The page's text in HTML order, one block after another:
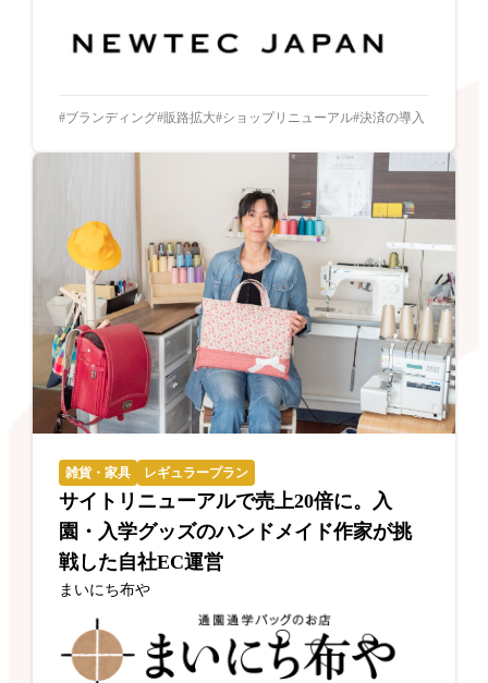
ブランディング 販路拡大 ショップリニューアル 決済の導入
雑貨・家具 レギュラープラン
サイトリニューアルで売上20倍に。入
園・入学グッズのハンドメイド作家が挑
戦した自社EC運営
まいにち布や